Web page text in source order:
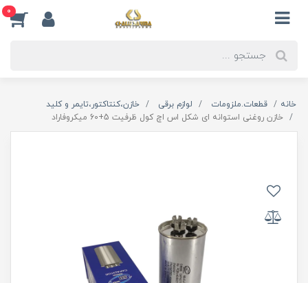
0
خانه قطعات.ملزومات لوازم برقی
خازن،کنتاکتور،تایمر و کلید
خازن روغنی استوانه‌ ای شکل اس اچ کول ظرفیت 5+60 میکروفاراد